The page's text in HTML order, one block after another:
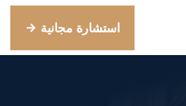
استشارة مجانية